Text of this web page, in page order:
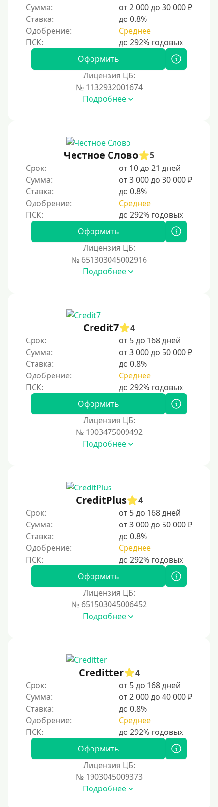
Сумма:
от 2 000 до 30 000 ₽
Ставка:
до 0.8%
Одобрение:
Среднее
Оформить
Лицензия ЦБ:
№ 1132932001674
Подробнее
Честное Слово
5
Срок:
от 10 до 21 дней
Сумма:
от 3 000 до 30 000 ₽
Ставка:
до 0.8%
Одобрение:
Среднее
Оформить
Лицензия ЦБ:
№ 651303045002916
Подробнее
Credit7
4
Срок:
от 5 до 168 дней
Сумма:
от 3 000 до 50 000 ₽
Ставка:
до 0.8%
Одобрение:
Среднее
Оформить
Лицензия ЦБ:
№ 1903475009492
Подробнее
CreditPlus
4
Срок:
от 5 до 168 дней
Сумма:
от 3 000 до 50 000 ₽
Ставка:
до 0.8%
Одобрение:
Среднее
Оформить
Лицензия ЦБ:
№ 651503045006452
Подробнее
Creditter
4
Срок:
от 5 до 168 дней
Сумма:
от 2 000 до 40 000 ₽
Ставка:
до 0.8%
Одобрение:
Среднее
Оформить
Лицензия ЦБ:
№ 1903045009373
Подробнее